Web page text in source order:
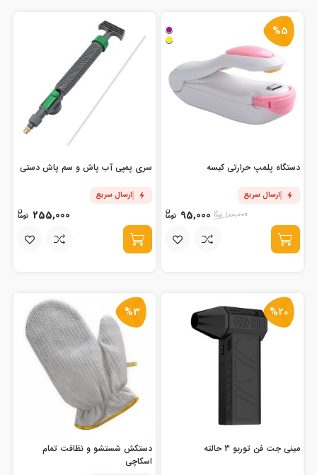
%5
دستگاه پلمپ حرارتی کیسه
ارسال سریع
100,000
95,000
سری پمپی آب پاش و سم پاش دستی
ارسال سریع
255,000
%20
مینی جت فن توربو 3 حالته
%3
دستکش شستشو و نظافت تمام
اسکاچی